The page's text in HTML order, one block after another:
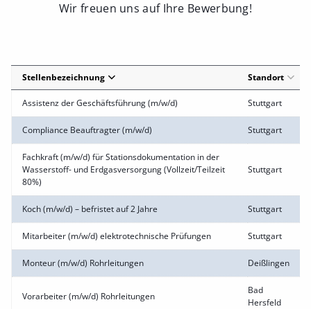
Wir freuen uns auf Ihre Bewerbung!
Stellenbezeichnung Standort
Assistenz der Geschäftsführung (m/w/d) Stuttgart
Compliance Beauftragter (m/w/d) Stuttgart
Fachkraft (m/w/d) für Stationsdokumentation in der
Wasserstoff- und Erdgasversorgung (Vollzeit/Teilzeit
80%)
Stuttgart
Koch (m/w/d) – befristet auf 2 Jahre Stuttgart
Mitarbeiter (m/w/d) elektrotechnische Prüfungen Stuttgart
Monteur (m/w/d) Rohrleitungen Deißlingen
Vorarbeiter (m/w/d) Rohrleitungen
Bad
Hersfeld